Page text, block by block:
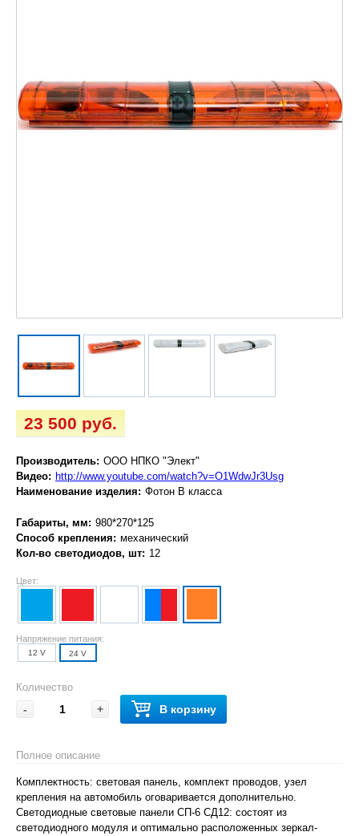
23 500 руб.
Производитель: ООО НПКО "Элект"
Видео: http://www.youtube.com/watch?v=O1WdwJr3Usg
Наименование изделия: Фотон В класса
Габариты, мм: 980*270*125
Способ крепления: механический
Кол-во светодиодов, шт: 12
Цвет:
Напряжение питания:
12 V 24 V
Количество
- + В корзину
Полное описание
Комплектность: световая панель, комплект проводов, узел
крепления на автомобиль оговаривается дополнительно.
Светодиодные световые панели СП-6 СД12: состоят из
светодиодного модуля и оптимально расположенных зеркал-